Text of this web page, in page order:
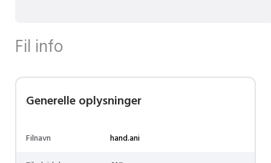
Fil info
Generelle oplysninger
Filnavn
hand.ani